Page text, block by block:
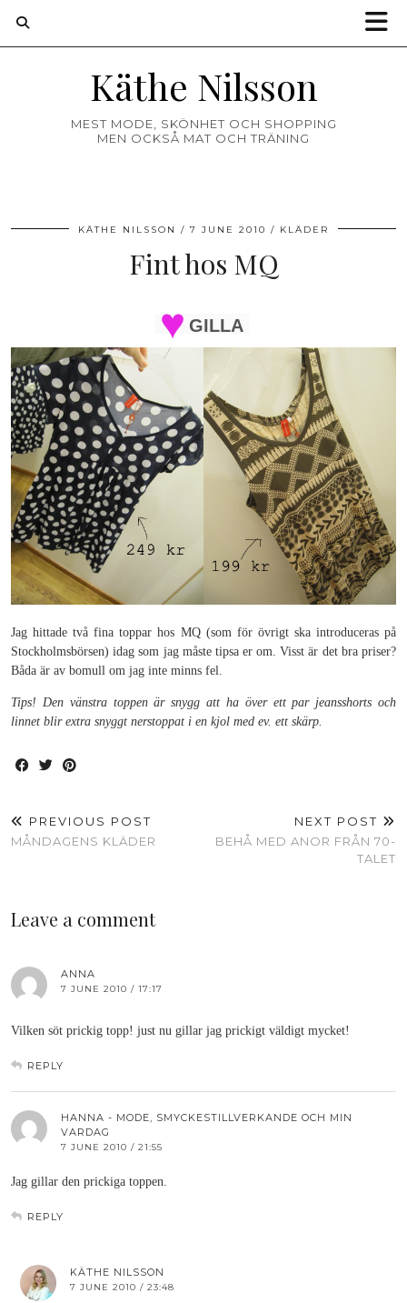
Käthe Nilsson
MEST MODE, SKÖNHET OCH SHOPPING
MEN OCKSÅ MAT OCH TRÄNING
KÄTHE NILSSON 7 JUNE 2010 KLÄDER
Fint hos MQ
GILLA
Jag hittade två fina toppar hos MQ (som för övrigt ska introduceras på
Stockholmsbörsen) idag som jag måste tipsa er om. Visst är det bra priser?
Båda är av bomull om jag inte minns fel.
Tips! Den vänstra toppen är snygg att ha över ett par jeansshorts och
linnet blir extra snyggt nerstoppat i en kjol med ev. ett skärp.
PREVIOUS POST
MÅNDAGENS KLÄDER
NEXT POST
BEHÅ MED ANOR FRÅN 70-
TALET
Leave a comment
ANNA
7 JUNE 2010 / 17:17
Vilken söt prickig topp! just nu gillar jag prickigt väldigt mycket!
REPLY
HANNA - MODE, SMYCKESTILLVERKANDE OCH MIN
VARDAG
7 JUNE 2010 / 21:55
Jag gillar den prickiga toppen.
REPLY
KÄTHE NILSSON
7 JUNE 2010 / 23:48